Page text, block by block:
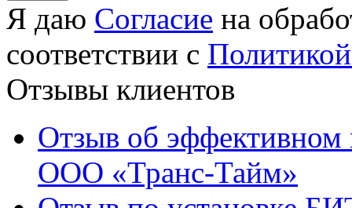
Я даю Согласие на
соответствии с
Отзывы клиентов
Отзыв об эффективном
ООО «Транс-Тайм»